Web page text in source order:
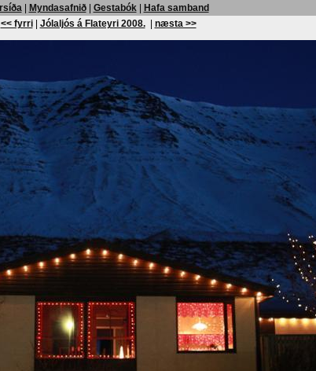
| Myndasafnið| Gestabók|
Hafa samband
<< fyrri| Jólaljós á Flateyri 2008.| næsta >>